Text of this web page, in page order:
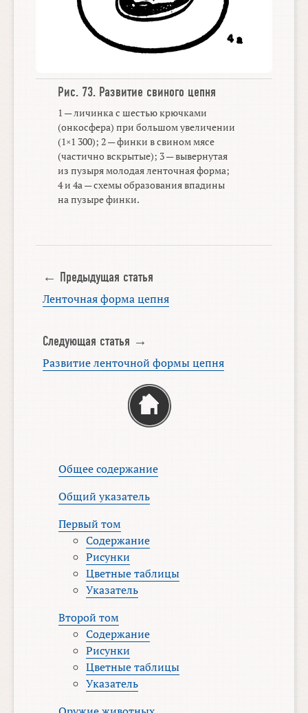
Рис. 73. Развитие свиного цепня
1 — личинка с шестью крючками
(онкосфера) при большом увеличении
(1×1 300); 2 — финки в свином мясе
(частично вскрытые); 3 — вывернутая
из пузыря молодая ленточная форма;
4 и 4а — схемы образования впадины
на пузыре финки.
← Предыдущая статья
Ленточная форма цепня
Следующая статья →
Развитие ленточной формы цепня
Общее содержание
Общий указатель
Первый том
Содержание
Рисунки
Цветные таблицы
Указатель
Второй том
Содержание
Рисунки
Цветные таблицы
Указатель